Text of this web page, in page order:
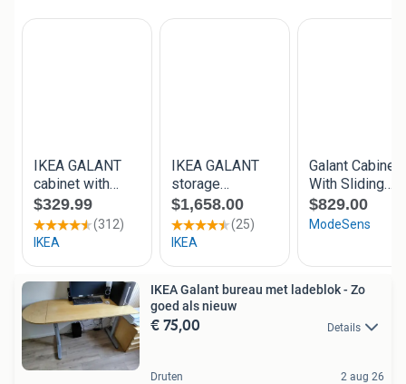
IKEA Galant bureau met ladeblok - Zo
goed als nieuw
€ 75,00 Details
Druten 2 aug 26